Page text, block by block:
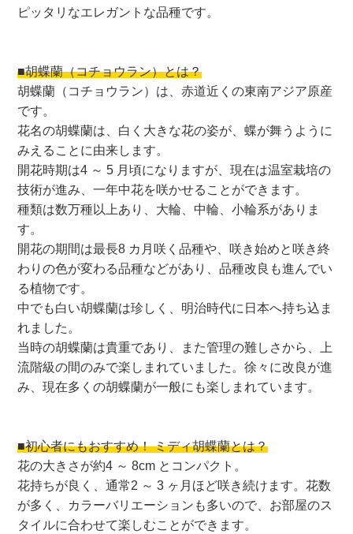
ピッタリなエレガントな品種です。
■胡蝶蘭（コチョウラン）とは？
胡蝶蘭（コチョウラン）は、赤道近くの東南アジア原産
です。
花名の胡蝶蘭は、白く大きな花の姿が、蝶が舞うように
みえることに由来します。
開花時期は4 ～ 5 月頃になりますが、現在は温室栽培の
技術が進み、一年中花を咲かせることができます。
種類は数万種以上あり、大輪、中輪、小輪系がありま
す。
開花の期間は最長8 カ月咲く品種や、咲き始めと咲き終
わりの色が変わる品種などがあり、品種改良も進んでい
る植物です。
中でも白い胡蝶蘭は珍しく、明治時代に日本へ持ち込ま
れました。
当時の胡蝶蘭は貴重であり、また管理の難しさから、上
流階級の間のみで楽しまれていました。徐々に改良が進
み、現在多くの胡蝶蘭が一般にも楽しまれています。
■初心者にもおすすめ！ ミディ胡蝶蘭とは？
花の大きさが約4 ～ 8cm とコンパクト。
花持ちが良く、通常2 ～ 3 ヶ月ほど咲き続けます。花数
が多く、カラーバリエーションも多いので、お部屋のス
タイルに合わせて楽しむことができます。